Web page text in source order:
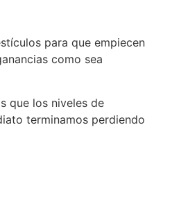
para que empiecen
como sea
que los niveles de
terminamos perdiendo